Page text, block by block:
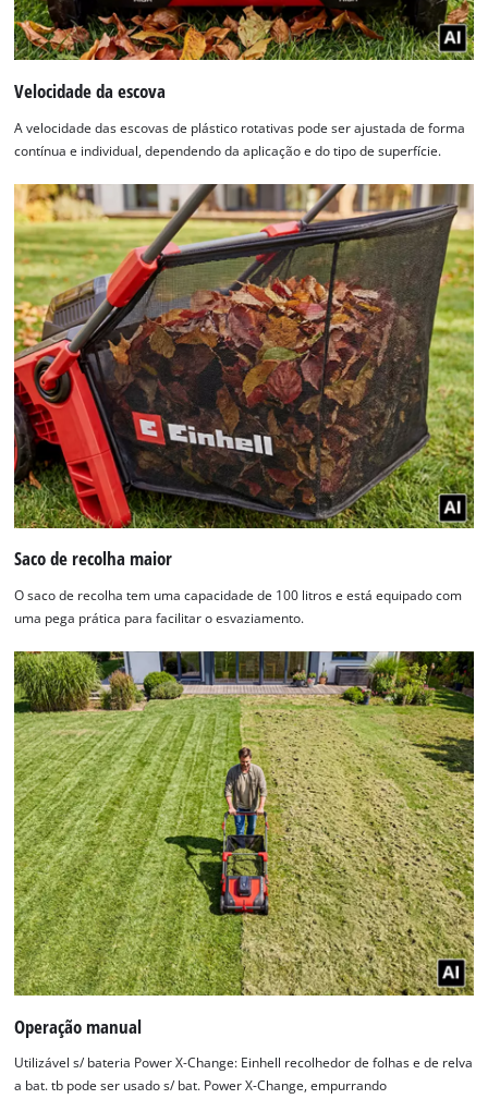
Velocidade da escova
A velocidade das escovas de plástico rotativas pode ser ajustada de forma
contínua e individual, dependendo da aplicação e do tipo de superfície.
Saco de recolha maior
O saco de recolha tem uma capacidade de 100 litros e está equipado com
uma pega prática para facilitar o esvaziamento.
Operação manual
Utilizável s/ bateria Power X-Change: Einhell recolhedor de folhas e de relva
a bat. tb pode ser usado s/ bat. Power X-Change, empurrando